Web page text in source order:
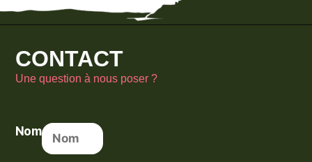
CONTACT
Une question à nous poser ?
Nom